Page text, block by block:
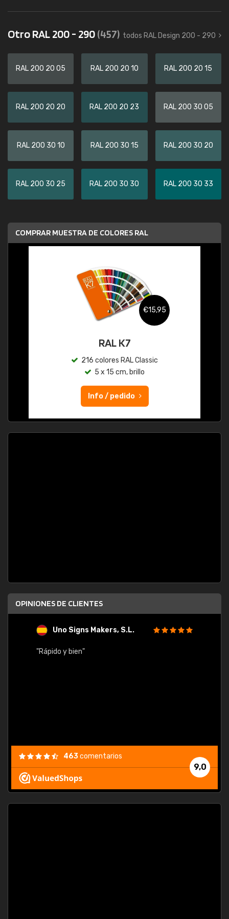
Otro RAL 200 - 290(457) todos RAL Design 200 - 290
RAL 200 20 05 RAL 200 20 10 RAL 200 20 15
RAL 200 20 20 RAL 200 20 23 RAL 200 30 05
RAL 200 30 10 RAL 200 30 15 RAL 200 30 20
RAL 200 30 25 RAL 200 30 30 RAL 200 30 33
COMPRAR MUESTRA DE COLORES RAL
€15,95
RAL K7
216 colores RAL Classic
5 x 15 cm, brillo
Info / pedido
OPINIONES DE CLIENTES
Uno Signs Makers, S.L.
"Rápido y bien"
9,0
463comentarios